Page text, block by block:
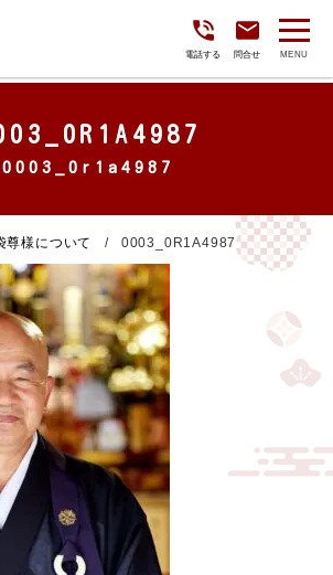
電話する 問合せ
尊様について 0003_0R1A4987